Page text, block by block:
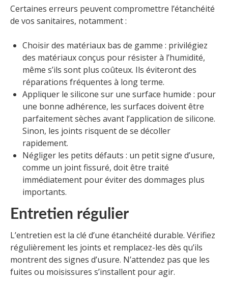
Certaines erreurs peuvent compromettre l’étanchéité
de vos sanitaires, notamment :
Choisir des matériaux bas de gamme : privilégiez
des matériaux conçus pour résister à l’humidité,
même s’ils sont plus coûteux. Ils éviteront des
réparations fréquentes à long terme.
Appliquer le silicone sur une surface humide : pour
une bonne adhérence, les surfaces doivent être
parfaitement sèches avant l’application de silicone.
Sinon, les joints risquent de se décoller
rapidement.
Négliger les petits défauts : un petit signe d’usure,
comme un joint fissuré, doit être traité
immédiatement pour éviter des dommages plus
importants.
Entretien régulier
L’entretien est la clé d’une étanchéité durable. Vérifiez
régulièrement les joints et remplacez-les dès qu’ils
montrent des signes d’usure. N’attendez pas que les
fuites ou moisissures s’installent pour agir.